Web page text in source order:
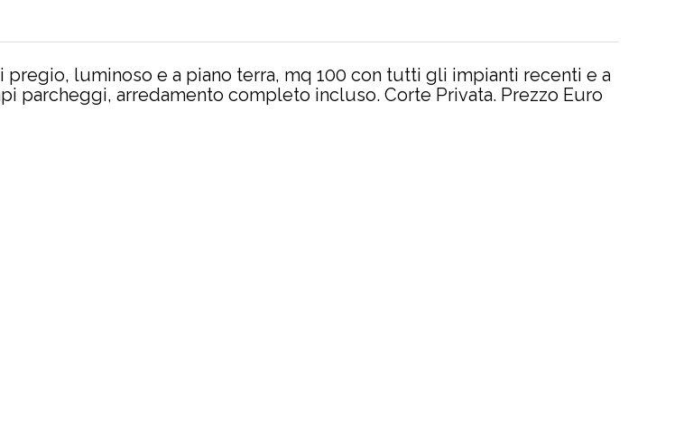
luminoso e a piano terra, mq 100 con tutti gli impianti recenti e a
parcheggi, arredamento completo incluso. Corte Privata. Prezzo Euro